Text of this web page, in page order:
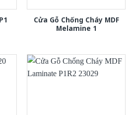
Cửa Gỗ Chống Cháy MDF
Melamine 1